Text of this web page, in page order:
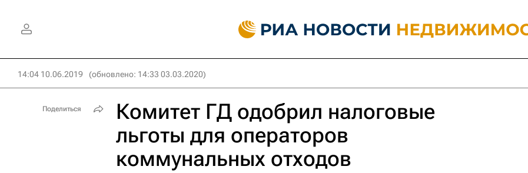
14:04 10.06.2019 (обновлено: 14:33 03.03.2020)
Комитет ГД одобрил налоговые
льготы для операторов
коммунальных отходов
Поделиться